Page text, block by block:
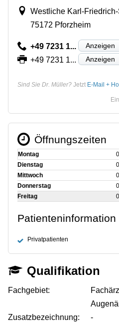
Westliche Karl-
75172 Pforzheim
+49 7231 1... Anzeigen
+49 7231 1... Anzeigen
Sind Sie Dr. Müller? Jetzt E-Mail +
Öffnungszeiten
Montag
Dienstag
Mittwoch
Donnerstag
Freitag
Patienteninformation
Privatpatienten
Qualifikation
Fachgebiet:
Zusatzbezeichnung:
-